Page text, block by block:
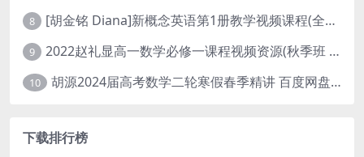
8 [胡金铭 Diana]新概念英语第1册教学视频课程(全集 百度网盘下载)
9 2022赵礼显高一数学必修一课程视频资源(秋季班 含讲义)百度网盘云
10 胡源2024届高考数学二轮寒假春季精讲 百度网盘分享
下载排行榜